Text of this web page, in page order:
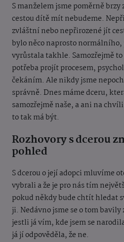
S manželem jsme poměrně
cestou dítě mít nebudeme.
zvláštní nebo nepřirozené jít
bylo něco naprosto normálního,
vyrůstala takhle. Samozřejmě
potřeba projít procesem,
čekáním. Ale nikdy jsme
správně. Dnes máme dceru,
samozřejmě naše, a ani na
to tak má být.
Rozhovory s dcerou
pohled
S dcerou o její adopci mluvíme
vybrali a že je pro nás tím
pokud někdy bude chtít hledat
ji. Nedávno jsme se o tom
jestli já vím, kde jsem se
já jí odpověděla, že ne.